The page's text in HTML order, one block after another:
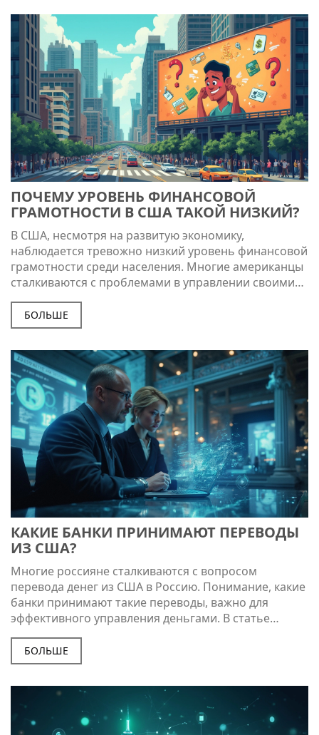
эффективно и уверенно. Узнайте, как небольшие
изменения в образовании могут повлиять на
общество в целом.
ПОЧЕМУ УРОВЕНЬ ФИНАНСОВОЙ
ГРАМОТНОСТИ В США ТАКОЙ НИЗКИЙ?
В США, несмотря на развитую экономику,
наблюдается тревожно низкий уровень финансовой
грамотности среди населения. Многие американцы
сталкиваются с проблемами в управлении своими
финансами, что приводит к долговым ловушкам и
финансовым стрессам. Исследования показывают,
что этому способствует недостаток финансового
Однако есть способы улучшить ситуацию, начиная с
личного интереса к финансовым вопросам и поиска
доступных образовательных ресурсов.
БОЛЬШЕ
КАКИЕ БАНКИ ПРИНИМАЮТ ПЕРЕВОДЫ
ИЗ США?
Многие россияне сталкиваются с вопросом
перевода денег из США в Россию. Понимание, какие
банки принимают такие переводы, важно для
эффективного управления деньгами. В статье
дается информация о банках, условиях и возможных
проблемах при переводах. Представлены советы
для минимизации расходов и повышения удобства.
банка для ваших нужд.
БОЛЬШЕ